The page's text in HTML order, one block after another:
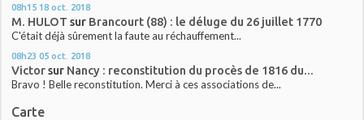
08h15 18 oct. 2018
M. HULOT sur Brancourt (88) : le déluge du 26 juillet 1770
C'était déjà sûrement la faute au réchauffement...
08h23 05 oct. 2018
Victorsur Nancy : reconstitution du procès de 1816 du...
Bravo ! Belle reconstitution. Merci à ces associations de...
Carte